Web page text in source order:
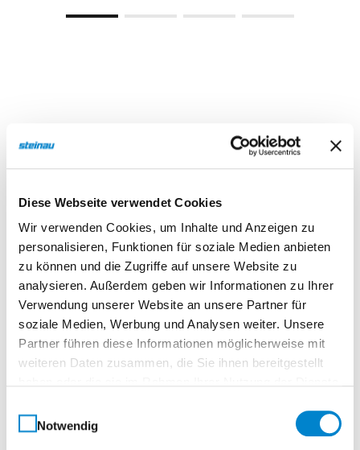
Diese Webseite verwendet Cookies
Wir verwenden Cookies, um Inhalte und Anzeigen zu
personalisieren, Funktionen für soziale Medien anbieten
zu können und die Zugriffe auf unsere Website zu
analysieren. Außerdem geben wir Informationen zu Ihrer
Verwendung unserer Website an unsere Partner für
soziale Medien, Werbung und Analysen weiter. Unsere
Partner führen diese Informationen möglicherweise mit
weiteren Daten zusammen, die Sie ihnen bereitgestellt
Notwendig
Beschreibung
Fassaden-Raffstore
Die Fassaden-Raffstoren von steinau sind die ideale
Lösung für moderne Architektur mit großzügigen
Fensterflächen. Sie bieten maximale Flexibilität in der
Gegebenheiten sichtbar oder nahezu unsichtbar
integrieren – ob unterhalb des Fenstersturzes, direkt